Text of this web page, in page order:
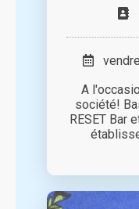
A
société!
RESET Bar